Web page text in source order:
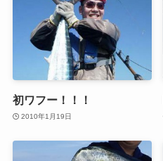
初ワフー！！！
2010年1月19日